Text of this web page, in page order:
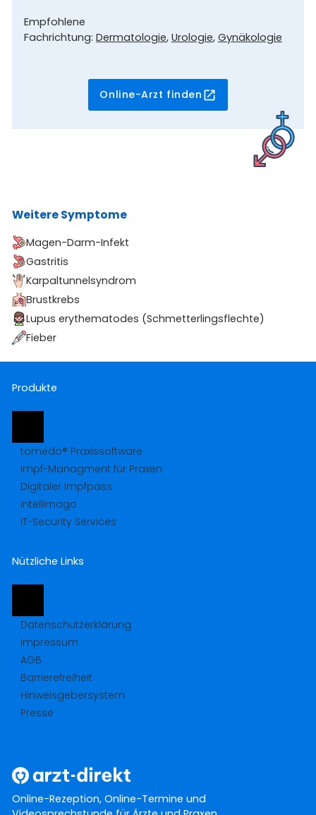
Empfohlene
Fachrichtung: Dermatologie, Urologie, Gynäkologie
Online-Arzt finden
Weitere Symptome
Magen-Darm-Infekt
Gastritis
Karpaltunnelsyndrom
Brustkrebs
Lupus erythematodes (Schmetterlingsflechte)
Fieber
Online-Rezeption, Online-Termine und
Nützliche Links
Datenschutzerklärung
Impressum
AGB
Barrierefreiheit
Hinweisgebersystem
Presse
Produkte
tomedo® Praxissoftware
Impf-Managment für Praxen
Digitaler Impfpass
intellimago
IT-Security Services